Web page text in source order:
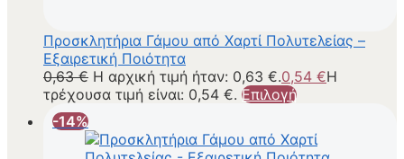
Προσκλητήρια Γάμου από Χαρτί Πολυτελείας –
Εξαιρετική Ποιότητα
0,63€ Η αρχική τιμή ήταν: 0,63 €.0,54 €Η
τρέχουσα τιμή είναι: 0,54 €. Επιλογή
-14%